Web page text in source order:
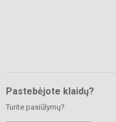
Pastebėjote klaidų?
Turite pasiūlymų?